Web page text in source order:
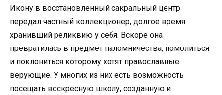
Икону в восстановленный сакральный центр
передал частный коллекционер, долгое время
хранивший реликвию у себя. Вскоре она
превратилась в предмет паломничества, помолиться
и поклониться которому хотят православные
верующие. У многих из них есть возможность
посещать воскресную школу, созданную и